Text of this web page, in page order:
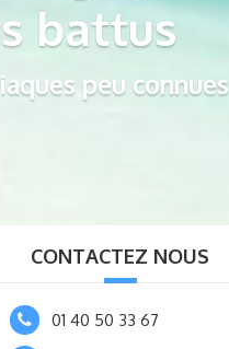
battus
peu connues
CONTACTEZ NOUS
01 40 50 33 67